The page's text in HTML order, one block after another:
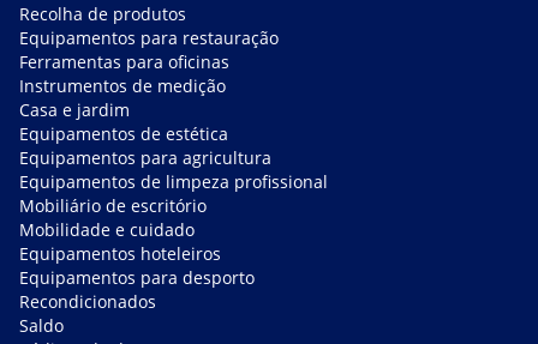
Recolha de produtos
Equipamentos para restauração
Ferramentas para oficinas
Instrumentos de medição
Casa e jardim
Equipamentos de estética
Equipamentos para agricultura
Equipamentos de limpeza profissional
Mobiliário de escritório
Mobilidade e cuidado
Equipamentos hoteleiros
Equipamentos para desporto
Recondicionados
Saldo